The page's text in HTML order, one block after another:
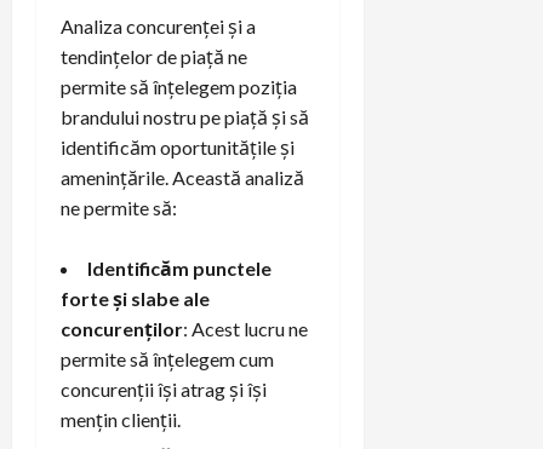
Analiza concurenței și a
tendințelor de piață ne
permite să înțelegem poziția
brandului nostru pe piață și să
identificăm oportunitățile și
amenințările. Această analiză
ne permite să:
Identificăm punctele
forte și slabe ale
concurenților: Acest lucru ne
permite să înțelegem cum
concurenții își atrag și își
mențin clienții.